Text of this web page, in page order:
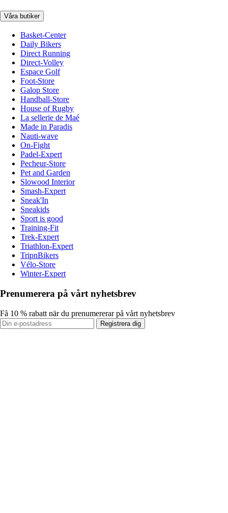
Våra butiker
Basket-Center
Daily Bikers
Direct Running
Direct-Volley
Espace Golf
Foot-Store
Galop Store
Handball-Store
House of Rugby
La sellerie de Maé
Made in Paradis
Nauti-wave
On-Fight
Padel-Expert
Pecheur-Store
Pet and Garden
Slowood Interior
Smash-Expert
Sneak'In
Sneakids
Sport is good
Training-Fit
Trek-Expert
Triathlon-Expert
TripnBikers
Vélo-Store
Winter-Expert
Prenumerera på vårt nyhetsbrev
Få 10 % rabatt när du prenumererar på vårt nyhetsbrev
Registrera dig